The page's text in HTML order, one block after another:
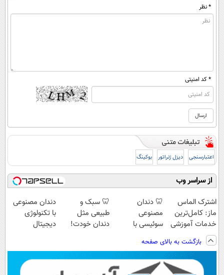
* نظر
* کد امنیتی
اعتبارسنجی دیزل ژنراتور بوکینگ
از سراسر وب
اشترک الماس
ماز: کامل‌ترین
خدمات آموزشی
برای کنکوری‌ها
🦷 دندان
مصنوعی
سوئیسی با
دیجیتال |
پرداخت در 4
قسط |📍 تهران
🦷 سبک و
طبیعی مثل
دندان خودت!
💳 📍 تهران
دندان مصنوعی
با تکنولوژی
دیجیتال
بازگشت به بالای صفحه